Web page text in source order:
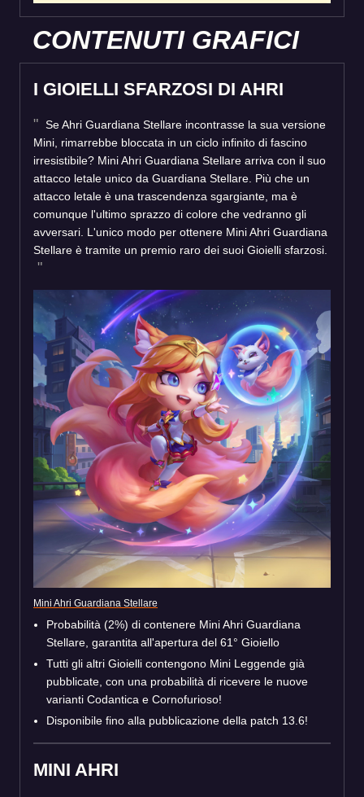
CONTENUTI GRAFICI
I GIOIELLI SFARZOSI DI AHRI
Se Ahri Guardiana Stellare incontrasse la sua versione
Mini, rimarrebbe bloccata in un ciclo infinito di fascino
irresistibile? Mini Ahri Guardiana Stellare arriva con il suo
attacco letale unico da Guardiana Stellare. Più che un
attacco letale è una trascendenza sgargiante, ma è
comunque l'ultimo sprazzo di colore che vedranno gli
avversari. L'unico modo per ottenere Mini Ahri Guardiana
Stellare è tramite un premio raro dei suoi Gioielli sfarzosi.
Mini Ahri Guardiana Stellare
Probabilità (2%) di contenere Mini Ahri Guardiana
Stellare, garantita all'apertura del 61° Gioiello
Tutti gli altri Gioielli contengono Mini Leggende già
pubblicate, con una probabilità di ricevere le nuove
varianti Codantica e Cornofurioso!
Disponibile fino alla pubblicazione della patch 13.6!
MINI AHRI